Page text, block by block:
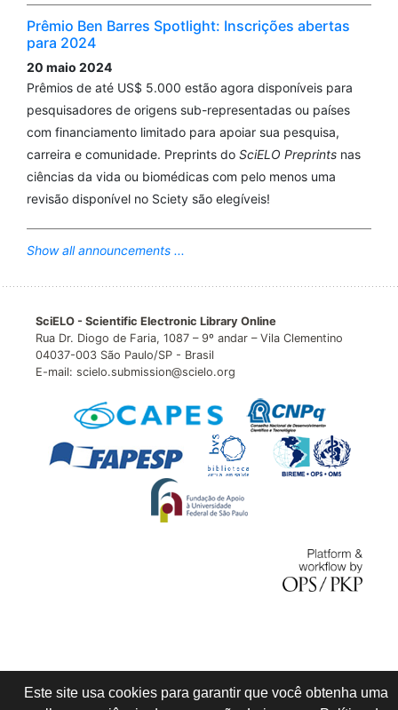
Prêmio Ben Barres Spotlight: Inscrições abertas
para 2024
20 maio 2024
Prêmios de até US$ 5.000 estão agora disponíveis para
pesquisadores de origens sub-representadas ou países
com financiamento limitado para apoiar sua pesquisa,
carreira e comunidade. Preprints do SciELO Preprints nas
ciências da vida ou biomédicas com pelo menos uma
revisão disponível no Sciety são elegíveis!
Show all announcements ...
SciELO - Scientific Electronic Library Online
Rua Dr. Diogo de Faria, 1087 – 9º andar – Vila Clementino
04037-003 São Paulo/SP - Brasil
E-mail: scielo.submission@scielo.org
Este site usa cookies para garantir que você obtenha uma